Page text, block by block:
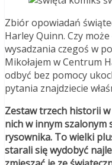
Zbiór opowiadań
Harley Quinn. Czy
wysadzania czegoś w
Mikołajem w Centrum
odbyć bez pomocy
pytania znajdziecie
Zestaw trzech historii w
nich w innym
rysownika. To wielki
starali się wydobyć